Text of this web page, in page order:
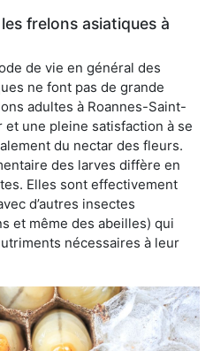
frelons asiatiques à
de vie en général des
ne font pas de grande
adultes à Roannes-Saint-
une pleine satisfaction à se
du nectar des fleurs.
des larves diffère en
Elles sont effectivement
d’autres insectes
et même des abeilles) qui
nécessaires à leur